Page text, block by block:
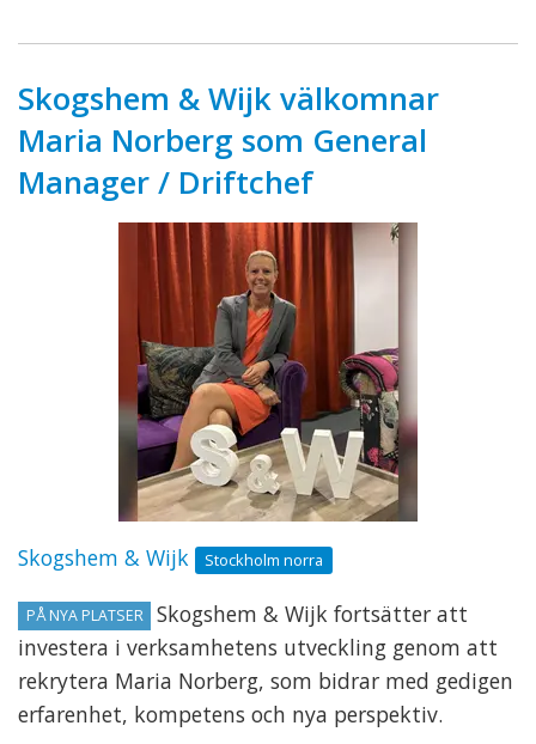
Skogshem & Wijk välkomnar
Maria Norberg som General
Manager / Driftchef
Skogshem & Wijk Stockholm norra
PÅ NYA PLATSER
Skogshem & Wijk fortsätter att
investera i verksamhetens utveckling genom att
rekrytera Maria Norberg, som bidrar med gedigen
erfarenhet, kompetens och nya perspektiv.